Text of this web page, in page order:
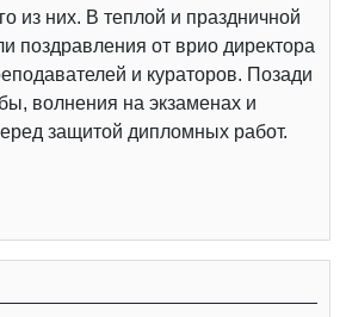
из них. В теплой и праздничной
поздравления от врио директора
и кураторов. Позади
волнения на экзаменах и
защитой дипломных работ.